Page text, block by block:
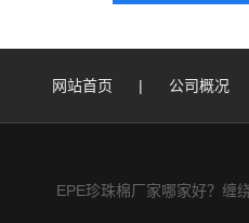
网站首页 | 公司概况
EPE珍珠棉厂家哪家好？缠